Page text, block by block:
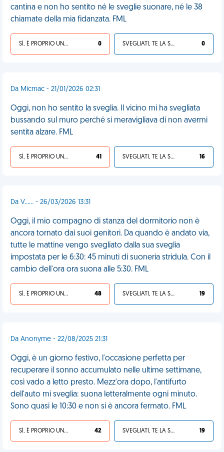
cantina e non ho sentito né le sveglie suonare, né le 38
chiamate della mia fidanzata. FML
SÌ, È PROPRIO UNA VDM! 0 SVEGLIATI, TE LA SEI CERCATA! 0
Da Micmac - 21/01/2026 02:31
Oggi, non ho sentito la sveglia. Il vicino mi ha svegliata
bussando sul muro perché si meravigliava di non avermi
sentita alzare. FML
SÌ, È PROPRIO UNA VDM! 41 SVEGLIATI, TE LA SEI CERCATA! 16
Da V…… - 26/03/2026 13:31
Oggi, il mio compagno di stanza del dormitorio non è
ancora tornato dai suoi genitori. Da quando è andato via,
tutte le mattine vengo svegliato dalla sua sveglia
impostata per le 6:30: 45 minuti di suoneria stridula. Con il
cambio dell'ora ora suona alle 5:30. FML
SÌ, È PROPRIO UNA VDM! 48 SVEGLIATI, TE LA SEI CERCATA! 19
Da Anonyme - 22/08/2025 21:31
Oggi, è un giorno festivo, l'occasione perfetta per
recuperare il sonno accumulato nelle ultime settimane,
così vado a letto presto. Mezz'ora dopo, l'antifurto
dell'auto mi sveglia: suona letteralmente ogni minuto.
Sono quasi le 10:30 e non si è ancora fermato. FML
SÌ, È PROPRIO UNA VDM! 42 SVEGLIATI, TE LA SEI CERCATA! 19